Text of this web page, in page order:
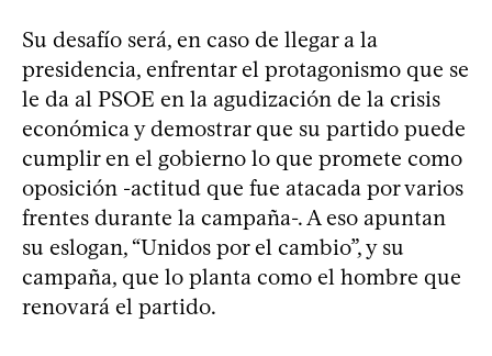
Su desafío será, en caso de llegar a la
presidencia, enfrentar el protagonismo que se
le da al PSOE en la agudización de la crisis
económica y demostrar que su partido puede
cumplir en el gobierno lo que promete como
oposición -actitud que fue atacada por varios
frentes durante la campaña-. A eso apuntan
su eslogan, “Unidos por el cambio”, y su
campaña, que lo planta como el hombre que
renovará el partido.